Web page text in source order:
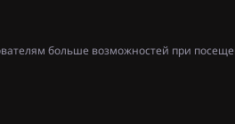
больше возможностей при